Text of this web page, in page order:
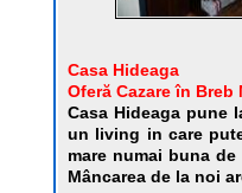
Casa Hideaga
Oferă Cazare în Breb
Casa Hideaga pune
un living in care
mare numai buna
Mâncarea de la noi